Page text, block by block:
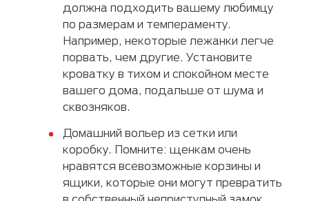
должна подходить вашему любимцу
по размерам и темпераменту.
Например, некоторые лежанки легче
порвать, чем другие. Установите
кроватку в тихом и спокойном месте
вашего дома, подальше от шума и
сквозняков.
Домашний вольер из сетки или
коробку. Помните: щенкам очень
нравятся всевозможные корзины и
ящики, которые они могут превратить